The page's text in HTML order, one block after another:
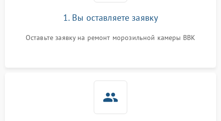
1. Вы оставляете заявку
Оставьте заявку на ремонт морозильной камеры BBK